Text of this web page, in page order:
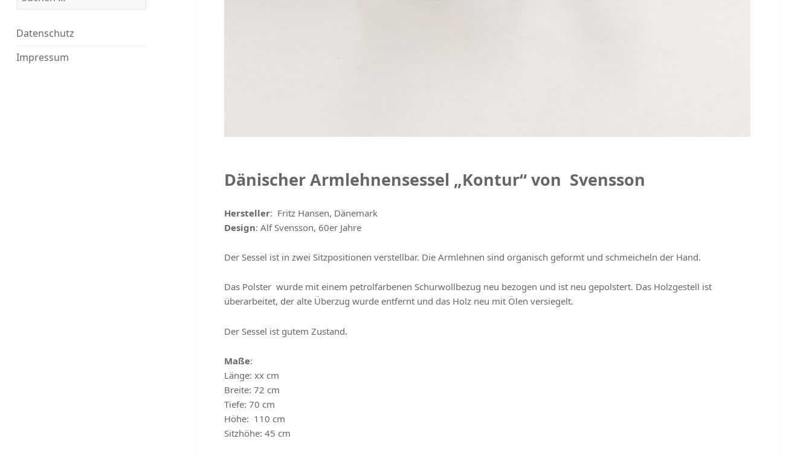
Datenschutz
Impressum
Dänischer Armlehnensessel „Kontur“ von Svensson
Hersteller: Fritz Hansen, Dänemark
Design: Alf Svensson, 60er Jahre
Der Sessel ist in zwei Sitzpositionen verstellbar. Die Armlehnen sind organisch geformt und schmeicheln der Hand.
Das Polster wurde mit einem petrolfarbenen Schurwollbezug neu bezogen und ist neu gepolstert. Das Holzgestell ist
überarbeitet, der alte Überzug wurde entfernt und das Holz neu mit Ölen versiegelt.
Der Sessel ist gutem Zustand.
Maße:
Länge: xx cm
Breite: 72 cm
Tiefe: 70 cm
Höhe: 110 cm
Sitzhöhe: 45 cm